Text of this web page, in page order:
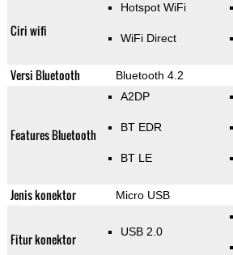
Ciri wifi
Hotspot WiFi
WiFi Direct
Versi Bluetooth Bluetooth 4.2
Features Bluetooth
A2DP
BT EDR
BT LE
Jenis konektor Micro USB
Fitur konektor USB 2.0